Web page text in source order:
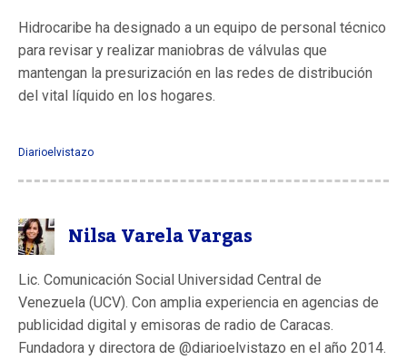
Hidrocaribe ha designado a un equipo de personal técnico
para revisar y realizar maniobras de válvulas que
mantengan la presurización en las redes de distribución
del vital líquido en los hogares.
Diarioelvistazo
Nilsa Varela Vargas
Lic. Comunicación Social Universidad Central de
Venezuela (UCV). Con amplia experiencia en agencias de
publicidad digital y emisoras de radio de Caracas.
Fundadora y directora de @diarioelvistazo en el año 2014.